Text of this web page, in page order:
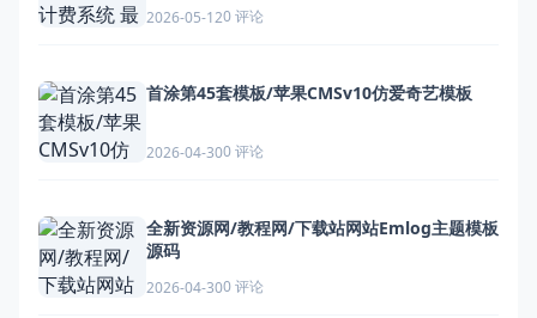
2026-05-120 评论
首涂第45套模板/苹果CMSv10仿爱奇艺模板
2026-04-300 评论
全新资源网/教程网/下载站网站Emlog主题模板
源码
2026-04-300 评论